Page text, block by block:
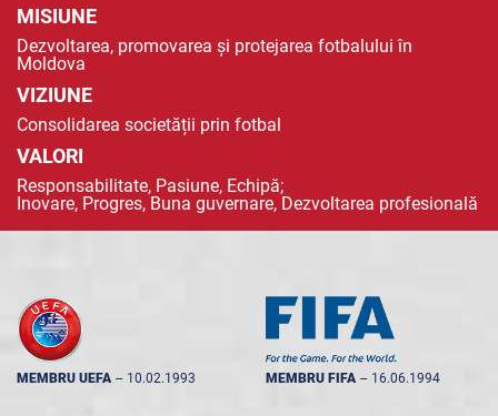
MISIUNE
Dezvoltarea, promovarea și protejarea fotbalului în
Moldova
VIZIUNE
Consolidarea societății prin fotbal
VALORI
Responsabilitate, Pasiune, Echipă;
Inovare, Progres, Buna guvernare, Dezvoltarea profesională
MEMBRU UEFA -- 10.02.1993 MEMBRU FIFA -- 16.06.1994